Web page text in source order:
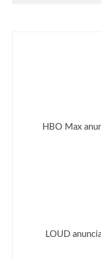
HBO Max
LOUD